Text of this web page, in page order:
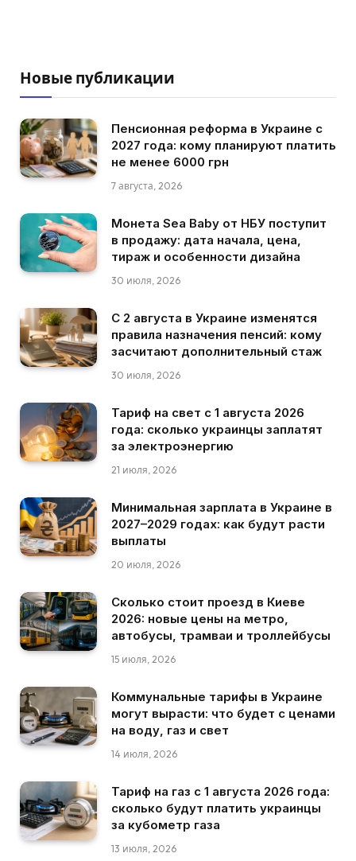
Новые публикации
Пенсионная реформа в Украине с
2027 года: кому планируют платить
не менее 6000 грн
7 августа, 2026
Монета Sea Baby от НБУ поступит
в продажу: дата начала, цена,
тираж и особенности дизайна
30 июля, 2026
С 2 августа в Украине изменятся
правила назначения пенсий: кому
засчитают дополнительный стаж
30 июля, 2026
Тариф на свет с 1 августа 2026
года: сколько украинцы заплатят
за электроэнергию
21 июля, 2026
Минимальная зарплата в Украине в
2027–2029 годах: как будут расти
выплаты
20 июля, 2026
Сколько стоит проезд в Киеве
2026: новые цены на метро,
автобусы, трамваи и троллейбусы
15 июля, 2026
Коммунальные тарифы в Украине
могут вырасти: что будет с ценами
на воду, газ и свет
14 июля, 2026
Тариф на газ с 1 августа 2026 года:
сколько будут платить украинцы
за кубометр газа
13 июля, 2026